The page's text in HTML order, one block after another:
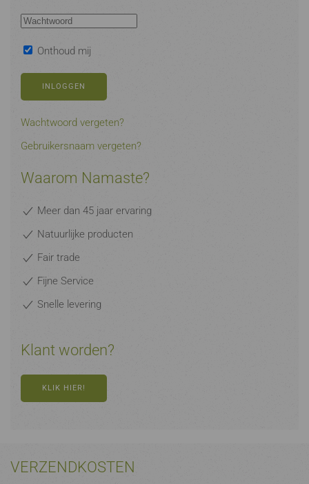
Onthoud mij
INLOGGEN
Wachtwoord vergeten?
Gebruikersnaam vergeten?
Waarom Namaste?
Meer dan 45 jaar ervaring
Natuurlijke producten
Fair trade
Fijne Service
Snelle levering
Klant worden?
KLIK HIER!
VERZENDKOSTEN